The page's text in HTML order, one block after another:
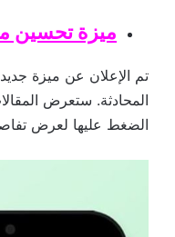
ميزة تحسين
تم الإعلان عن ميزة
المحادثة. ستعرض
الضغط عليها لعرض